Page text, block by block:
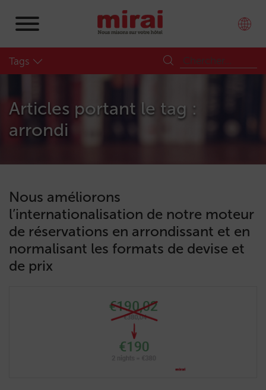
Tags
Articles portant le tag :
arrondi
Nous améliorons
l’internationalisation de notre moteur
de réservations en arrondissant et en
normalisant les formats de devise et
de prix